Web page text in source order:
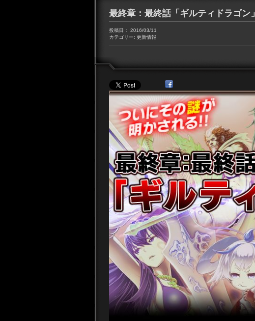
最終章：最終話「ギルティドラゴン」
投稿日：
2016/03/11
カテゴリー: 更新情報